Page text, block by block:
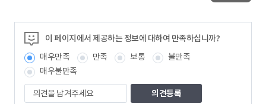
이 페이지에서 제공하는 정보에 대하여 만족하십니까?
매우만족
만족 보통
불만족
매우불만족
의
견